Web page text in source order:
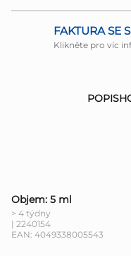
FAKTURA SE
Klikněte pro víc
POPIS
Objem: 5 ml
> 4 týdny
| 2240154
EAN: 4049338005543